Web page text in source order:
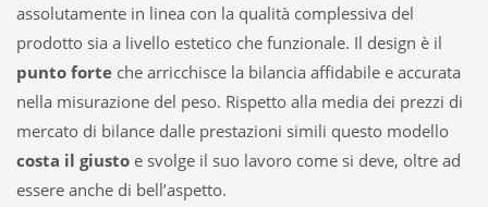
assolutamente in linea con la qualità complessiva del
prodotto sia a livello estetico che funzionale. Il design è il
punto forte che arricchisce la bilancia affidabile e accurata
nella misurazione del peso. Rispetto alla media dei prezzi di
mercato di bilance dalle prestazioni simili questo modello
costa il giusto e svolge il suo lavoro come si deve, oltre ad
essere anche di bell’aspetto.